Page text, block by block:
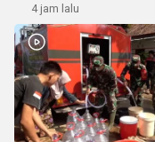
4 jam lalu